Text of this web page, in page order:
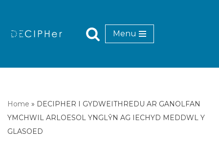
Menu
Home » DECIPHER I GYDWEITHREDU AR GANOLFAN
YMCHWIL ARLOESOL YNGLŶN AG IECHYD MEDDWL Y
GLASOED